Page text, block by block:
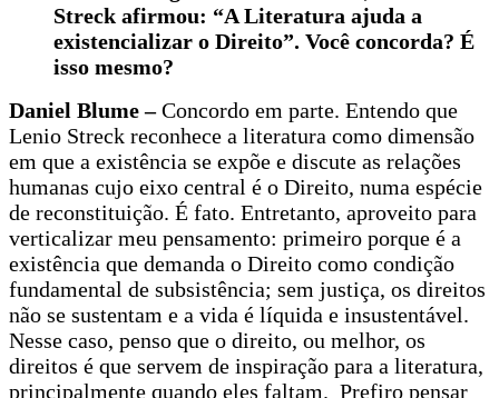
Streck afirmou: “A Literatura ajuda a
existencializar o Direito”. Você concorda? É
isso mesmo?
Daniel Blume –Concordo em parte. Entendo que
Lenio Streck reconhece a literatura como dimensão
em que a existência se expõe e discute as relações
humanas cujo eixo central é o Direito, numa espécie
de reconstituição. É fato. Entretanto, aproveito para
verticalizar meu pensamento: primeiro porque é a
existência que demanda o Direito como condição
fundamental de subsistência; sem justiça, os direitos
não se sustentam e a vida é líquida e insustentável.
Nesse caso, penso que o direito, ou melhor, os
direitos é que servem de inspiração para a literatura,
principalmente quando eles faltam. Prefiro pensar